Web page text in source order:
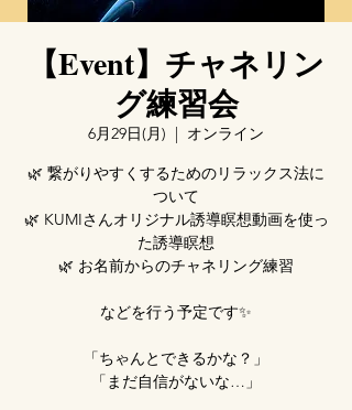
【Event】チャネリン
グ練習会
6月29日(月)
  |
オンライン
🌿 繋がりやすくするためのリラックス法に
ついて
🌿 KUMIさんオリジナル誘導瞑想動画を使っ
た誘導瞑想
🌿 お名前からのチャネリング練習
などを行う予定です✨
「ちゃんとできるかな？」
「まだ自信がないな…」